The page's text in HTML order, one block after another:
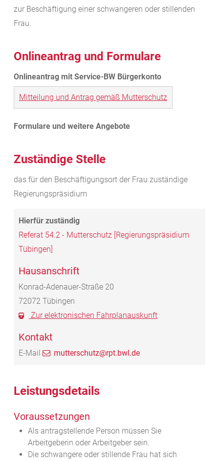
zur Beschäftigung einer schwangeren oder stillenden
Frau.
Onlineantrag und Formulare
Mitteilung und Antrag gemäß Mutterschutz
Zuständige Stelle
das für den Beschäftigungsort der Frau zuständige
Regierungspräsidium
Referat 54.2 - Mutterschutz [Regierungspräsidium
Tübingen]
Hausanschrift
Konrad-Adenauer-Straße 20
72072 Tübingen
Zur elektronischen Fahrplanauskunft
Kontakt
E-Mail mutterschutz@rpt.bwl.de
Leistungsdetails
Voraussetzungen
Als antragstellende Person müssen Sie
Arbeitgeberin oder Arbeitgeber sein.
Die schwangere oder stillende Frau hat sich